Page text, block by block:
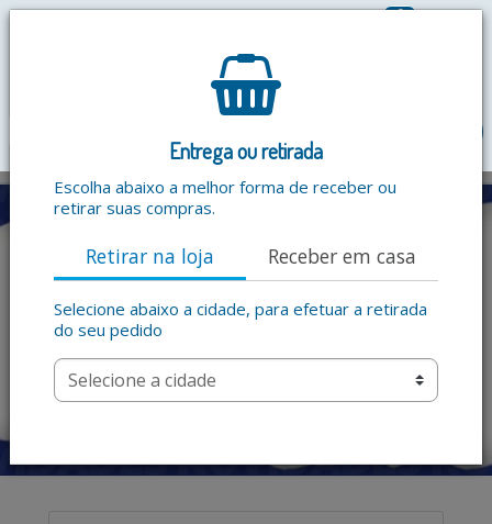
0
Entrega ou retirada
Escolha abaixo a melhor forma de receber ou
retirar suas compras.
Retirar na loja Receber em casa
Selecione abaixo a cidade, para efetuar a retirada
do seu pedido